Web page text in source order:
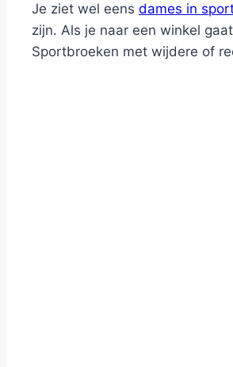
Je ziet wel eens dames in
zijn. Als je naar een winkel
Sportbroeken met wijdere of